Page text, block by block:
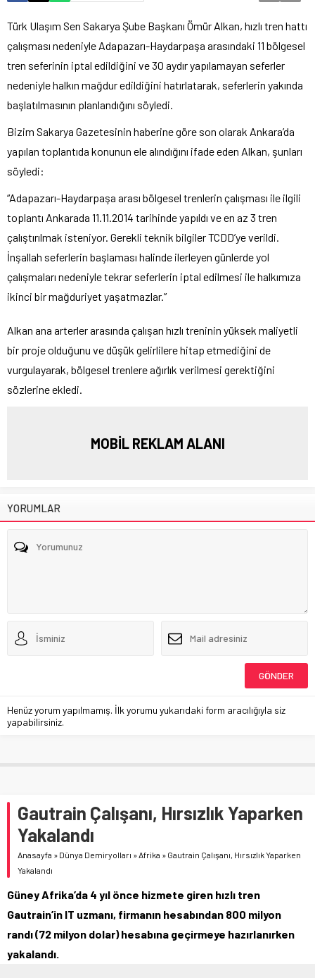
Türk Ulaşım Sen Sakarya Şube Başkanı Ömür Alkan, hızlı tren hattı
çalışması nedeniyle Adapazarı-Haydarpaşa arasındaki 11 bölgesel
tren seferinin iptal edildiğini ve 30 aydır yapılamayan seferler
nedeniyle halkın mağdur edildiğini hatırlatarak, seferlerin yakında
başlatılmasının planlandığını söyledi.
Bizim Sakarya Gazetesinin haberine göre son olarak Ankara’da
yapılan toplantıda konunun ele alındığını ifade eden Alkan, şunları
söyledi:
“Adapazarı-Haydarpaşa arası bölgesel trenlerin çalışması ile ilgili
toplantı Ankarada 11.11.2014 tarihinde yapıldı ve en az 3 tren
çalıştırılmak isteniyor. Gerekli teknik bilgiler TCDD’ye verildi.
İnşallah seferlerin başlaması halinde ilerleyen günlerde yol
çalışmaları nedeniyle tekrar seferlerin iptal edilmesi ile halkımıza
ikinci bir mağduriyet yaşatmazlar.”
Alkan ana arterler arasında çalışan hızlı treninin yüksek maliyetli
bir proje olduğunu ve düşük gelirlilere hitap etmediğini de
vurgulayarak, bölgesel trenlere ağırlık verilmesi gerektiğini
sözlerine ekledi.
MOBİL REKLAM ALANI
YORUMLAR
Henüz yorum yapılmamış. İlk yorumu yukarıdaki form aracılığıyla siz
yapabilirsiniz.
Gautrain Çalışanı, Hırsızlık Yaparken
Yakalandı
Anasayfa » Dünya Demiryolları » Afrika » Gautrain Çalışanı, Hırsızlık Yaparken
Yakalandı
Güney Afrika’da 4 yıl önce hizmete giren hızlı tren
Gautrain’in IT uzmanı, firmanın hesabından 800 milyon
randı (72 milyon dolar) hesabına geçirmeye hazırlanırken
yakalandı.